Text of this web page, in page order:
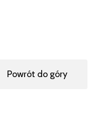
Powrót do góry